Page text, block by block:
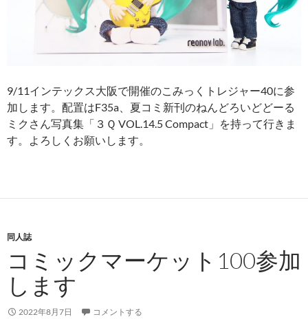
9/11インテックス大阪で開催のこみっくトレジャー40に参
加します。配置はF35a、夏コミ新刊のねんどろいどどーる
ミクさん写真集「３Ｑ VOL.14.5 Compact」を持って行きま
す。よろしくお願いします。
同人誌
コミックマーケット100参加
します
2022年8月7日 コメントする